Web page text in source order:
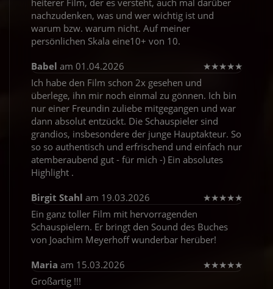
heiterer Film, der es versteht, auch mal darüber
nachzudenken, was und wer wichtig ist und
warum bzw. warum nicht. Auf meiner
persönlichen Skala eine10+ von 10.
Babel am 01.04.2026 ★★★★★
Ich habe den Film schon 2x gesehen und
überlege, ihn mir noch einmal zu gönnen. Ich bin
nur einer Freundin zuliebe mitgegangen und war
dann absolut entzückt. Die Schauspieler sind
grandios, insbesondere der junge Hauptakteur. So
so so authentisch und erfrischend und einfach nur
atemberaubend gut - für mich -) Ein absolutes
Highlight .
Birgit Stahl am 19.03.2026 ★★★★★
Ein ganz toller Film mit hervorragenden
Schauspielern. Er bringt den Sound des Buches
von Joachim Meyerhoff wunderbar herüber!
Maria am 15.03.2026 ★★★★★
Großartig !!!